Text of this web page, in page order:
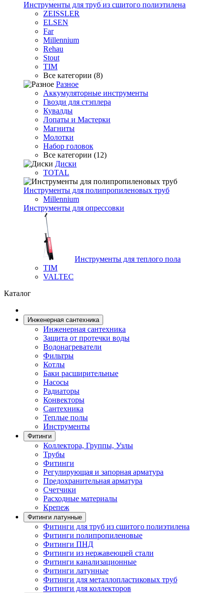
Инструменты для труб из сшитого полиэтилена
ZEISSLER
ELSEN
Far
Millennium
Rehau
Stout
TIM
Все категории (8)
Разное
Аккумуляторные инструменты
Гвозди для стэплера
Кувалды
Лопаты и Мастерки
Магниты
Молотки
Набор головок
Все категории (12)
Диски
TOTAL
Инструменты для полипропиленовых труб
Millennium
Инструменты для опрессовки
Инструменты для теплого пола
TIM
VALTEC
Каталог
Инженерная сантехника
Инженерная сантехника
Защита от протечки воды
Водонагреватели
Фильтры
Котлы
Баки расширительные
Насосы
Радиаторы
Конвекторы
Сантехника
Теплые полы
Инструменты
Фитинги
Коллектора, Группы, Узлы
Трубы
Фитинги
Регулирующая и запорная арматура
Предохранительная арматура
Счетчики
Расходные материалы
Крепеж
Фитинги латунные
Фитинги для труб из сшитого полиэтилена
Фитинги полипропиленовые
Фитинги ПНД
Фитинги из нержавеющей стали
Фитинги канализационные
Фитинги латунные
Фитинги для металлопластиковых труб
Фитинги для коллекторов